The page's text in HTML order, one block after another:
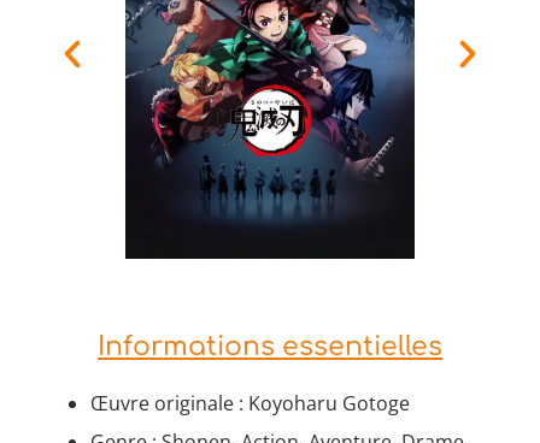
Informations essentielles
Œuvre originale : Koyoharu Gotoge